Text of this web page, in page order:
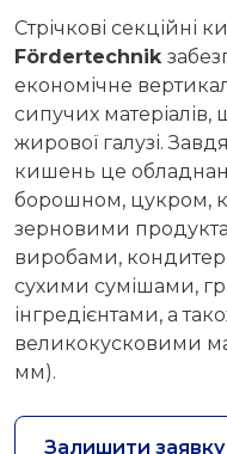
Стрічкові секційні
Fördertechnik
економічне
сипучих
жирової галузі.
кишень це
борошном, цукром,
зерновими
виробами,
сухими сумішами,
інгредієнтами, а
великокусковими
мм).
Залишити заявку